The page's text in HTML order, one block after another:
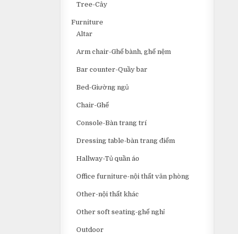
Tree-Cây
Furniture
Altar
Arm chair-Ghế bành, ghế nệm
Bar counter-Quầy bar
Bed-Giường ngủ
Chair-Ghế
Console-Bàn trang trí
Dressing table-bàn trang điểm
Hallway-Tủ quần áo
Office furniture-nội thất văn phòng
Other-nội thất khác
Other soft seating-ghế nghỉ
Outdoor